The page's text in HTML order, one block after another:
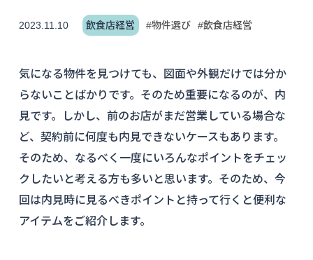
2023.11.10 飲食店経営 #物件選び #飲食店経営
気になる物件を見つけても、図面や外観だけでは分か
らないことばかりです。そのため重要になるのが、内
見です。しかし、前のお店がまだ営業している場合な
ど、契約前に何度も内見できないケースもあります。
そのため、なるべく一度にいろんなポイントをチェッ
クしたいと考える方も多いと思います。そのため、今
回は内見時に見るべきポイントと持って行くと便利な
アイテムをご紹介します。